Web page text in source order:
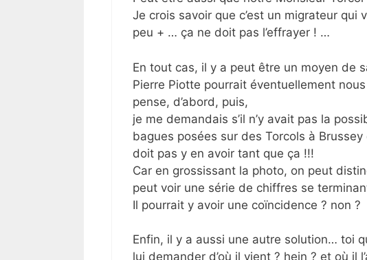
Je crois savoir que c’est un migrateur qui
peu + … ça ne doit pas l’effrayer ! …
En tout cas, il y a peut être un moyen de
Pierre Piotte pourrait éventuellement
pense, d’abord, puis,
je me demandais s’il n’y avait pas la
bagues posées sur des Torcols à
doit pas y en avoir tant que ça !!!
Car en grossissant la photo, on peut
peut voir une série de chiffres se
Il pourrait y avoir une coïncidence ? non ?
Enfin, il y a aussi une autre solution… toi
lui demander d’où il vient ? hein ? et où il